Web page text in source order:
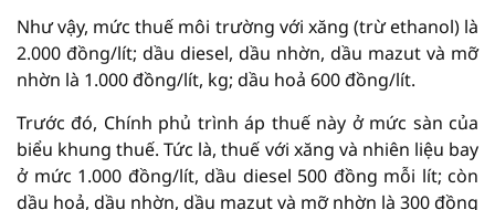
Như vậy, mức thuế môi trường với xăng (trừ ethanol) là
2.000 đồng/lít; dầu diesel, dầu nhờn, dầu mazut và mỡ
nhờn là 1.000 đồng/lít, kg; dầu hoả 600 đồng/lít.
Trước đó, Chính phủ trình áp thuế này ở mức sàn của
biểu khung thuế. Tức là, thuế với xăng và nhiên liệu bay
ở mức 1.000 đồng/lít, dầu diesel 500 đồng mỗi lít; còn
dầu hoả, dầu nhờn, dầu mazut và mỡ nhờn là 300 đồng